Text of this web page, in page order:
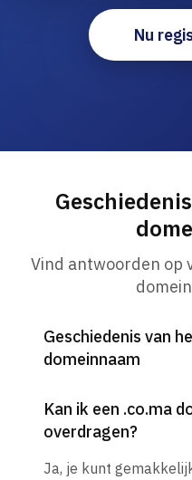
Nu
Vind antwoorden op
Geschiedenis van
domeinnaam
Kan ik een .co.ma
overdragen?
Ja, je kunt